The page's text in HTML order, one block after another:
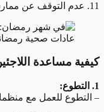
11. عدم التوقف عن ممارسة التمارين الرياضية مثل المشي السريع لمدة 30 دقيقة يوميًا أو السباحة أو ممارسة الرياضة في المراكز الرياضية.
عادات صحية
كيفية مساعدة
1. التطوع:
– التطوع للعمل مع